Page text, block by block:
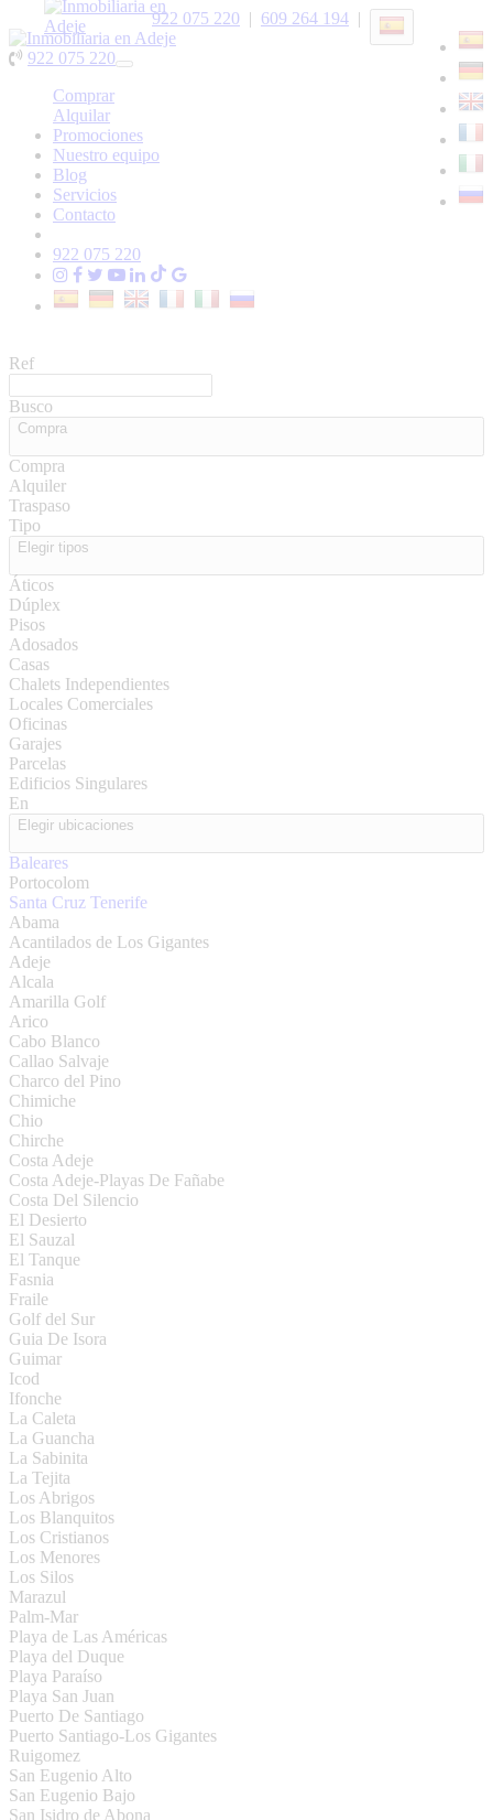
609 264 194 |
922 075 220 |
922 075 220
Toggle
Comprar
Alquilar
Promociones
Nuestro equipo
Blog
Servicios
Contacto
922 075 220
Ref
Busco
Compra
Compra
Alquiler
Traspaso
Tipo
Elegir tipos
Áticos
Dúplex
Pisos
Adosados
Casas
Chalets Independientes
Locales Comerciales
Oficinas
Garajes
Parcelas
Edificios Singulares
En
Elegir ubicaciones
Baleares
Portocolom
Santa Cruz Tenerife
Abama
Acantilados de Los Gigantes
Adeje
Alcala
Amarilla Golf
Arico
Cabo Blanco
Callao Salvaje
Charco del Pino
Chimiche
Chio
Chirche
Costa Adeje
Costa Adeje-Playas De Fañabe
Costa Del Silencio
El Desierto
El Sauzal
El Tanque
Fasnia
Fraile
Golf del Sur
Guia De Isora
Guimar
Icod
Ifonche
La Caleta
La Guancha
La Sabinita
La Tejita
Los Abrigos
Los Blanquitos
Los Cristianos
Los Menores
Los Silos
Marazul
Palm-Mar
Playa de Las Américas
Playa del Duque
Playa Paraíso
Playa San Juan
Puerto De Santiago
Puerto Santiago-Los Gigantes
Ruigomez
San Eugenio Alto
San Eugenio Bajo
San Isidro de Abona